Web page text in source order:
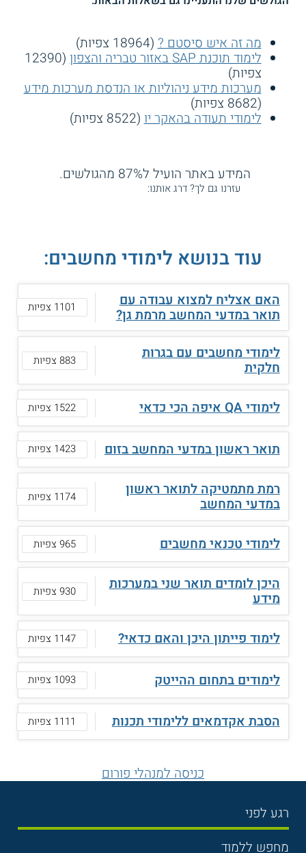
מה זה איש סיסטם ?(18964 צפיות)
לימוד תוכנת SAP באזור טבריה והצפון (12390
צפיות)
מערכות מידע ניהוליות או הנדסת מערכות מידע
(8682 צפיות)
לימודי תעודה בהאקר יו(8522 צפיות)
המידע באתר הועיל ל87% מהגולשים.
עזרנו גם לך? דרג אותנו:
עוד בנושא לימודי מחשבים:
האם אצליח למצוא עבודה עם
תואר במדעי המחשב מרמת גן? 1101 צפיות
לימודי מחשבים עם בגרות
חלקית 883 צפיות
לימודי QA איפה הכי כדאי 1522 צפיות
תואר ראשון במדעי המחשב בזום 1423 צפיות
רמת מתמטיקה לתואר ראשון
במדעי המחשב 1174 צפיות
לימודי טכנאי מחשבים 965 צפיות
היכן לומדים תואר שני במערכות
מידע 930 צפיות
לימוד פייתון היכן והאם כדאי? 1147 צפיות
לימודים בתחום ההייטק 1093 צפיות
הסבת אקדמאים ללימודי תכנות 1111 צפיות
כניסה למנהלי פורום
רגע לפני
בחירת לימודים
מחפש ללמוד